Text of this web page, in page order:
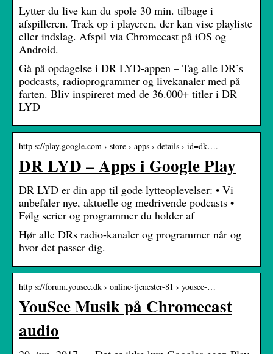
Lytter du live kan du spole 30 min. tilbage i
afspilleren. Træk op i playeren, der kan vise playliste
eller indslag. Afspil via Chromecast på iOS og
Android.
Gå på opdagelse i DR LYD-appen – Tag alle DR’s
podcasts, radioprogrammer og livekanaler med på
farten. Bliv inspireret med de 36.000+ titler i DR
LYD
http s://play.google.com › store › apps › details › id=dk….
DR LYD – Apps i Google Play
DR LYD er din app til gode lytteoplevelser: • Vi
anbefaler nye, aktuelle og medrivende podcasts •
Følg serier og programmer du holder af
Hør alle DRs radio-kanaler og programmer når og
hvor det passer dig.
http s://forum.yousee.dk › online-tjenester-81 › yousee-…
YouSee Musik på Chromecast
audio